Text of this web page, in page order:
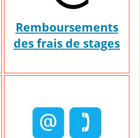
Remboursements
des frais de stages